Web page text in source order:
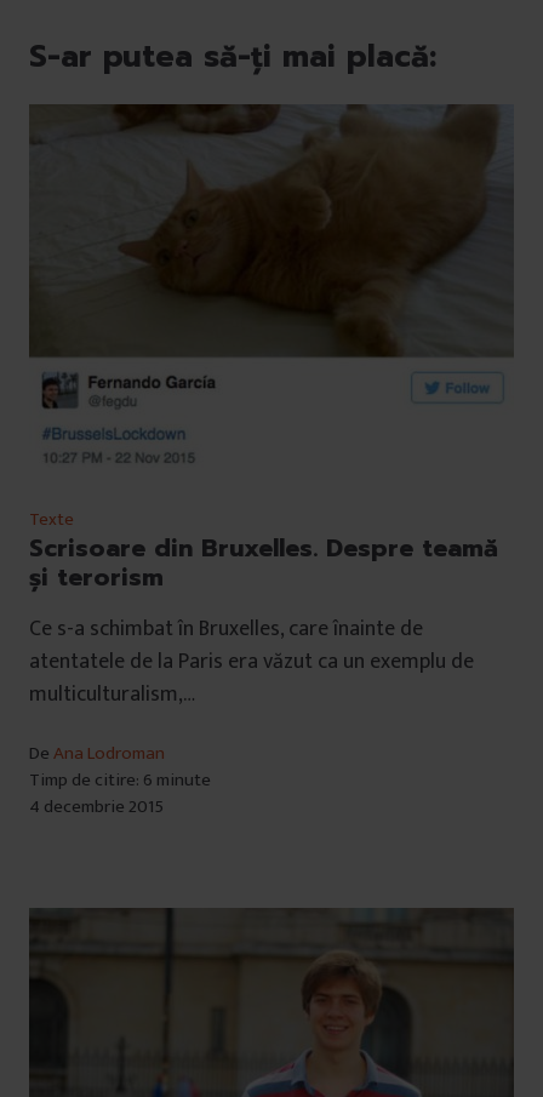
S-ar putea să-ți mai placă:
Texte
Scrisoare din Bruxelles. Despre teamă
și terorism
Ce s-a schimbat în Bruxelles, care înainte de
atentatele de la Paris era văzut ca un exemplu de
multiculturalism,…
DeAna Lodroman
Timp de citire: 6 minute
4 decembrie 2015